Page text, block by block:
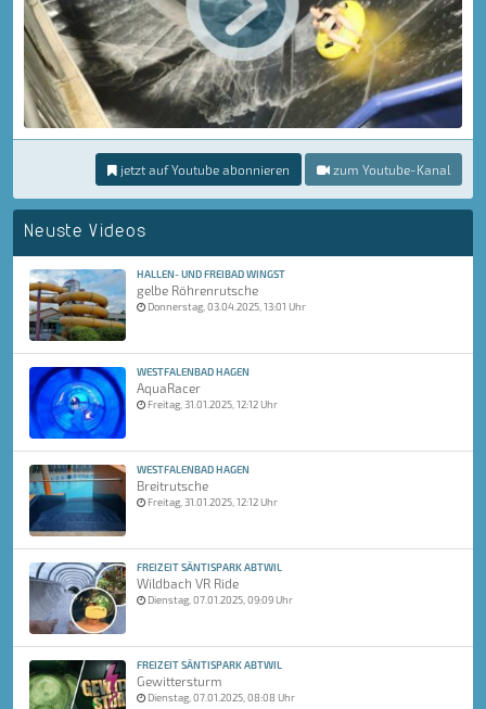
jetzt auf Youtube abonnieren zum Youtube-Kanal
Neuste Videos
HALLEN- UND FREIBAD WINGST
gelbe Röhrenrutsche
Donnerstag, 03.04.2025, 13:01 Uhr
WESTFALENBAD HAGEN
AquaRacer
Freitag, 31.01.2025, 12:12 Uhr
WESTFALENBAD HAGEN
Breitrutsche
Freitag, 31.01.2025, 12:12 Uhr
FREIZEIT SÄNTISPARK ABTWIL
Wildbach VR Ride
Dienstag, 07.01.2025, 09:09 Uhr
FREIZEIT SÄNTISPARK ABTWIL
Gewittersturm
Dienstag, 07.01.2025, 08:08 Uhr